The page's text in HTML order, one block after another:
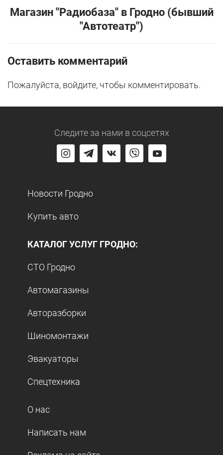
Магазин "Радиобаза" в Гродно (бывший
"Автотеатр")
Оставить комментарий
Пожалуйста, войдите, чтобы комментировать.
Следите за нами в соцсетях
Новости Гродно
Купить авто
КАТАЛОГ УСЛУГ ГРОДНО:
СТО Гродно
Автомагазины
Авторазборки
Шиномонтажи
Эвакуаторы
Спецтехника
О нас
Написать нам